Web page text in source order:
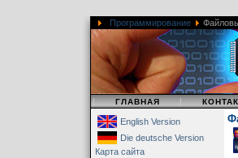
Программирование
| ГЛАВНАЯ |
English Version
Die deutsche Version
Карта сайта